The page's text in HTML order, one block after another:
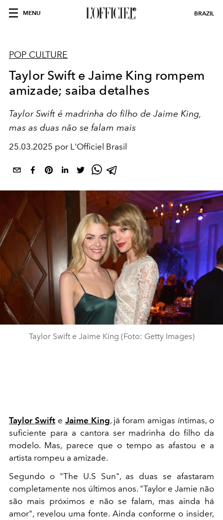
MENU BRAZIL
POP CULTURE
Taylor Swift e Jaime King rompem
amizade; saiba detalhes
Taylor Swift é madrinha do filho de Jaime King,
mas as duas não se falam mais
25.03.2025 por L'Officiel Brasil
Taylor Swift e Jaime King (Foto: Getty Images)
Taylor Swifte Jaime King, já foram amigas íntimas, o
suficiente para a cantora ser madrinha do filho da
modelo. Mas, parece que o tempo as afastou e a
artista rompeu a amizade.
Segundo o "The U.S Sun", as duas se afastaram
completamente nos últimos anos. "Taylor e Jamie não
são mais próximos e não se falam, mas ainda há
amor", revelou uma fonte. Ainda conforme o insider,